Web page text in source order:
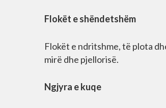
Flokët e shëndetshëm
Flokët e ndritshme, të plota
mirë dhe pjellorisë.
Ngjyra e kuqe